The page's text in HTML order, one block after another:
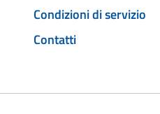
Condizioni di servizio
Contatti